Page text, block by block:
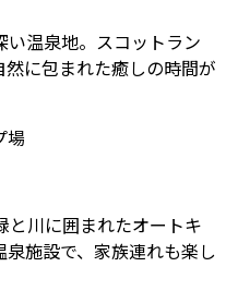
温泉地。スコットラン
に包まれた癒しの時間が
場
と川に囲まれたオートキ
施設で、家族連れも楽し